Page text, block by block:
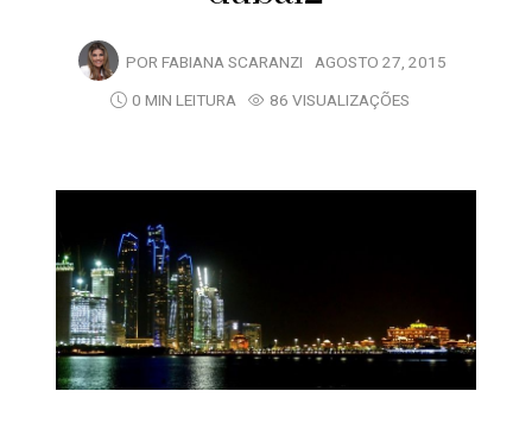
POR FABIANA SCARANZI AGOSTO 27, 2015
0 MIN LEITURA
86 VISUALIZAÇÕES